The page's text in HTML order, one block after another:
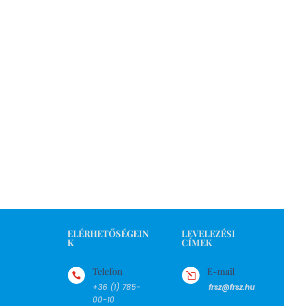
ELÉRHETŐSÉGEIN
K
 Telefon
+36 (1) 785-
00-10
LEVELEZÉSI
CÍMEK
l E-mail
frsz@frsz.hu